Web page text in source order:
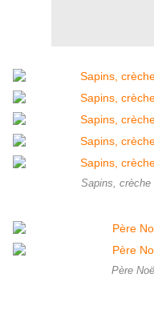
Sapins, crèche
Père